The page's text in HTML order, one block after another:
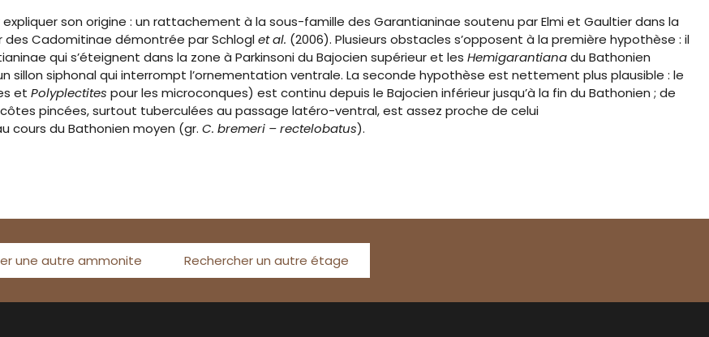
son origine : un rattachement à la sous-famille des Garantianinae soutenu par Elmi et Gaultier dans la
des Cadomitinae démontrée par Schloglet al. (2006). Plusieurs obstacles s’opposent à la première hypothèse : il
qui s’éteignent dans la zone à Parkinsoni du Bajocien supérieur et les Hemigarantianadu Bathonien
sillon siphonal qui interrompt l’ornementation ventrale. La seconde hypothèse est nettement plus plausible : le
et Polyplectites pour les microconques) est continu depuis le Bajocien inférieur jusqu’à la fin du Bathonien ; de
pincées, surtout tuberculées au passage latéro-ventral, est assez proche de celui
cours du Bathonien moyen (gr. C. bremeri – rectelobatus).
une autre ammonite Rechercher un autre étage